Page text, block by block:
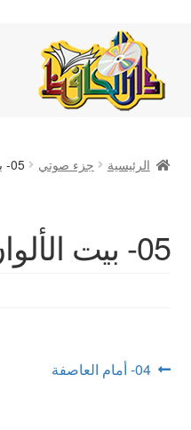
navigation
content
فروعنا
الرئيسية جزء صوتي 05- بيت الألوان
05- بيت الألوان
تصفّح
Previous
04- أمام العاصفة